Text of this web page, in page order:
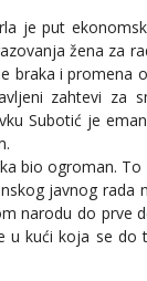
je put
žena za
i promena
zahtevi za
Subotić je
bio ogroman.
javnog rada
narodu do prve
kući koja se do